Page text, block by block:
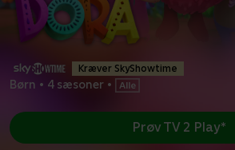
Kræver SkyShowtime
Børn • 4 sæsoner •
Prøv TV 2 Play*